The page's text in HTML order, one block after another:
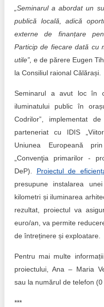
„Seminarul a abordat un
publică locală, adică
externe de finanțare
Particip de fiecare dată cu
utile”, e de părere Eugen
la Consiliul raional Călărași.
Seminarul a avut loc în
iluminatului public în
Codrilor”, implementat
parteneriat cu IDIS
Uniunea Europeană
„Convenţia primarilor -
DeP). Proiectul de
presupune instalarea
kilometri și iluminarea
rezultat, proiectul va
euro/an, va permite
de întreținere și exploatare.
Pentru mai multe
proiectului, Ana – Maria
sau la numărul de telefon (0
***